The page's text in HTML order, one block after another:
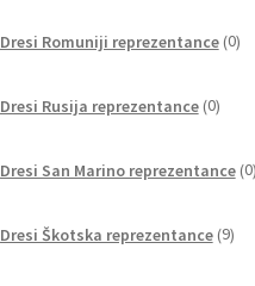
Dresi Romuniji reprezentance 0
Dresi Rusija reprezentance 0
Dresi San Marino reprezentance 0
Dresi Škotska reprezentance 9